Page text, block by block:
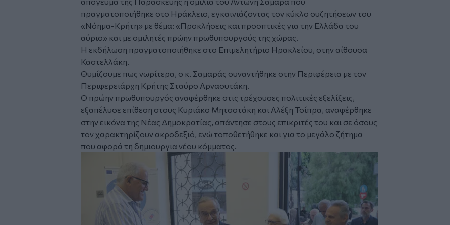
πραγματοποιήθηκε στο Ηράκλειο, εγκαινιάζοντας τον κύκλο συζητήσεων του
«Νόημα-Κρήτη» με θέμα: «Προκλήσεις και προοπτικές για την Ελλάδα του
αύριο» και με ομιλητές πρώην πρωθυπουργούς της χώρας.
Η εκδήλωση πραγματοποιήθηκε στο Επιμελητήριο Ηρακλείου, στην αίθουσα
Καστελλάκη.
Θυμίζουμε πως νωρίτερα, ο κ. Σαμαράς συναντήθηκε στην Περιφέρεια με τον
Περιφερειάρχη Κρήτης Σταύρο Αρναουτάκη.
Ο πρώην πρωθυπουργός αναφέρθηκε στις τρέχουσες πολιτικές εξελίξεις,
εξαπέλυσε επίθεση στους Κυριάκο Μητσοτάκη και Αλέξη Τσίπρα, αναφέρθηκε
στην εικόνα της Νέας Δημοκρατίας, απάντησε στους επικριτές του και σε όσους
τον χαρακτηρίζουν ακροδεξιό, ενώ τοποθετήθηκε και για το μεγάλο ζήτημα
που αφορά τη δημιουργια νέου κόμματος.